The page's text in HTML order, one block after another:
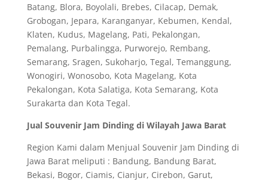
Batang, Blora, Boyolali, Brebes, Cilacap, Demak,
Grobogan, Jepara, Karanganyar, Kebumen, Kendal,
Klaten, Kudus, Magelang, Pati, Pekalongan,
Pemalang, Purbalingga, Purworejo, Rembang,
Semarang, Sragen, Sukoharjo, Tegal, Temanggung,
Wonogiri, Wonosobo, Kota Magelang, Kota
Pekalongan, Kota Salatiga, Kota Semarang, Kota
Surakarta dan Kota Tegal.
Jual Souvenir Jam Dinding di Wilayah Jawa Barat
Region Kami dalam Menjual Souvenir Jam Dinding di
Jawa Barat meliputi : Bandung, Bandung Barat,
Bekasi, Bogor, Ciamis, Cianjur, Cirebon, Garut,